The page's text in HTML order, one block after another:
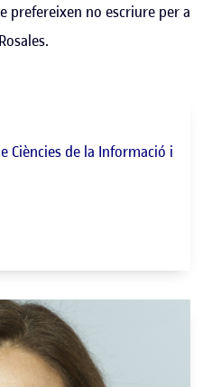
prefereixen no escriure per a
Ciències de la Informació i